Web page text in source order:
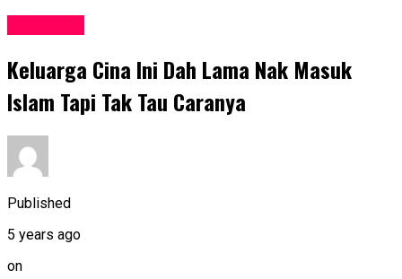
Keluarga Cina Ini Dah Lama Nak Masuk
lsIam Tapi Tak Tau Caranya
Published
5 years ago
on